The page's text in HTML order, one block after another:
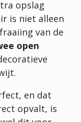
opslag
is niet alleen
van de
open
en dat
opvalt, is